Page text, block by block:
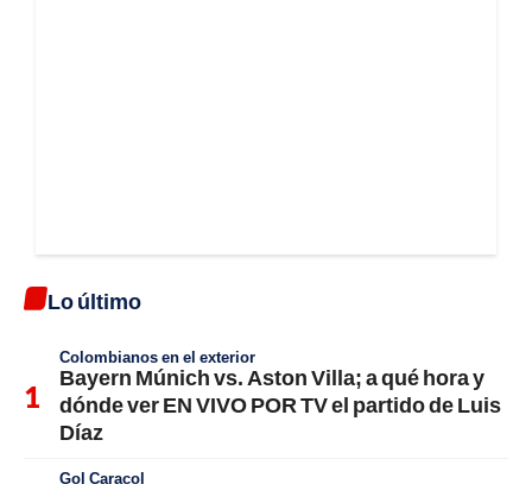
Lo último
Colombianos en el exterior
Bayern Múnich vs. Aston Villa; a qué hora y
dónde ver EN VIVO POR TV el partido de Luis
Díaz
Gol Caracol